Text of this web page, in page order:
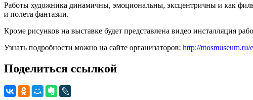
Работы художника динамичны, эмоциональны, эксцентричны и как
и полета фантазии.
Кроме рисунков на выставке будет представлена видео инсталляция
Узнать подробности можно на сайте организаторов: http://
Поделиться ссылкой